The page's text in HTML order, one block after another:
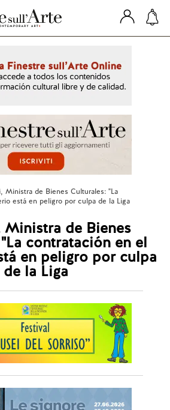
Ministra de Bienes Culturales: "La
está en peligro por culpa de la Liga
de Bienes
contratación en el
en peligro por culpa
de la Liga